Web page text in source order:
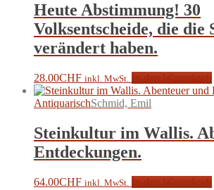
Heute Abstimmung! 30
Volksentscheide, die die
verändert haben.
28.00CHF inkl. MwSt.
AntiquarischSchmid, Emil
Steinkultur im Wallis.
Entdeckungen.
64.00CHF inkl. MwSt.